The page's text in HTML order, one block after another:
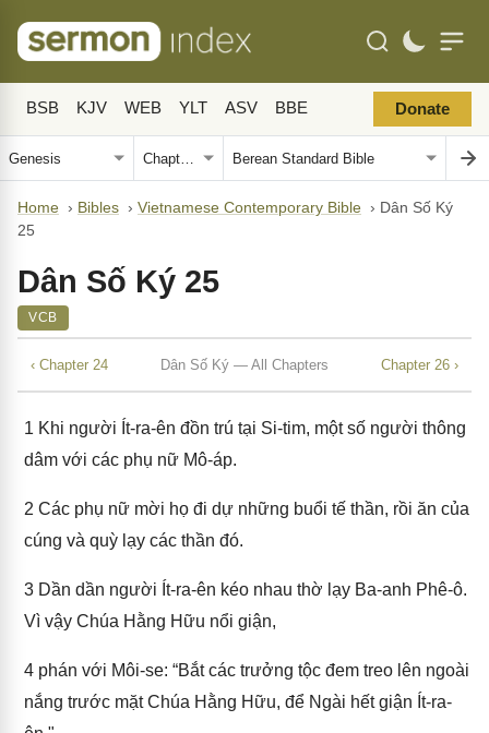
BSB KJV WEB YLT ASV BBE Donate
Home › Bibles › Vietnamese Contemporary Bible › Dân Số Ký
25
Dân Số Ký 25
VCB
‹ Chapter 24 Dân Số Ký — All Chapters Chapter 26 ›
1 Khi người Ít-ra-ên đồn trú tại Si-tim, một số người thông
dâm với các phụ nữ Mô-áp.
2 Các phụ nữ mời họ đi dự những buổi tế thần, rồi ăn của
cúng và quỳ lạy các thần đó.
3 Dần dần người Ít-ra-ên kéo nhau thờ lạy Ba-anh Phê-ô.
Vì vậy Chúa Hằng Hữu nổi giận,
4 phán với Môi-se: “Bắt các trưởng tộc đem treo lên ngoài
nắng trước mặt Chúa Hằng Hữu, để Ngài hết giận Ít-ra-